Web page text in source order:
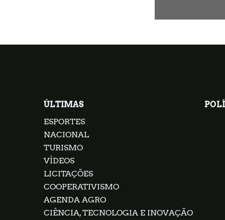
ÚLTIMAS
ESPORTES
NACIONAL
TURISMO
VÍDEOS
LICITAÇÕES
COOPERATIVISMO
AGENDA AGRO
CIÊNCIA, TECNOLOGIA E INOVAÇÃO